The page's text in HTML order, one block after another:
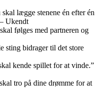
lægge stenene én efter én
Ukendt
følges med partneren og
sting bidrager til det store
kende spillet for at vinde.”
tro på dine drømme for at